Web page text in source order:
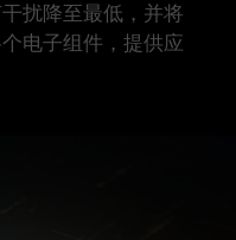
扰降至最低，并将
电子组件，提供应